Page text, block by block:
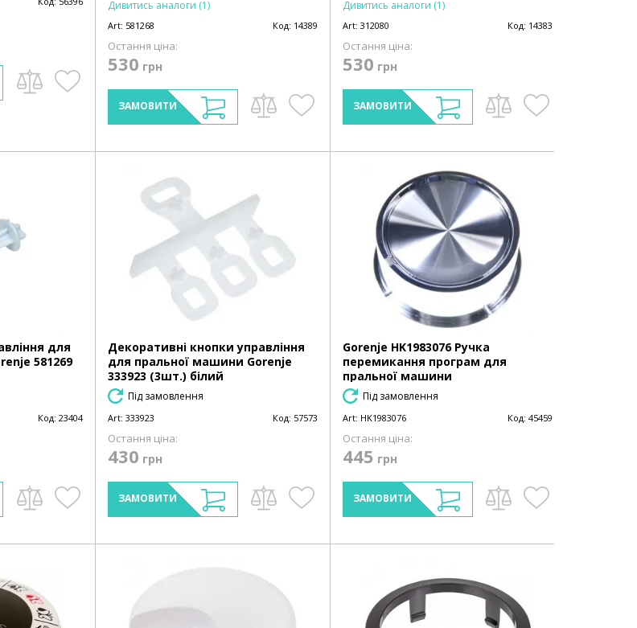
Дивитись аналоги (1)
Art: 581268 Код: 14389
Остання ціна:
530 грн
ЗАМОВИТИ
Дивитись аналоги (1)
Art: 312080 Код: 14383
Остання ціна:
530 грн
ЗАМОВИТИ
для
581269
Код: 23404
Декоративні кнопки управління
для пральної машини Gorenje
333923 (3шт.) білий
Під замовлення
Art: 333923 Код: 57573
Остання ціна:
430 грн
ЗАМОВИТИ
Gorenje HK1983076 Ручка
перемикання програм для
пральної машини
Під замовлення
Art: HK1983076 Код: 45459
Остання ціна:
445 грн
ЗАМОВИТИ